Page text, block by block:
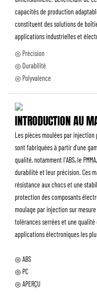
capacités de production
constituent des solutions de
applications industrielles et
◎ Précision
◎ Durabilité
◎ Polyvalence
INTRODUCTION AU
Les pièces moulées par
sont fabriquées à partir d'une
qualité, notamment l'ABS, le
durabilité et leur précision. Ces
résistance aux chocs et une
protection des composants
moulage par injection sur
tolérances serrées et une
applications électroniques les
◎ ABS
◎ PC
◎ APERÇU